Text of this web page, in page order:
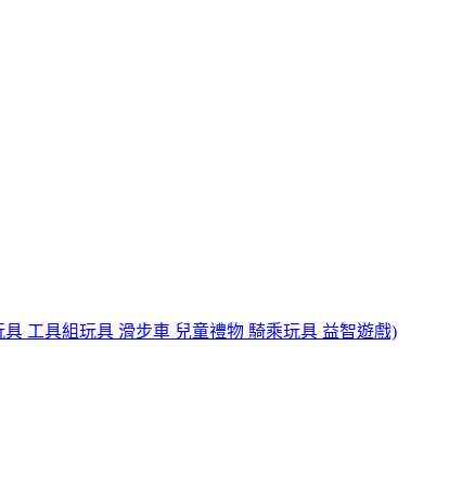
工具組玩具 滑步車 兒童禮物 騎乘玩具 益智遊戲)